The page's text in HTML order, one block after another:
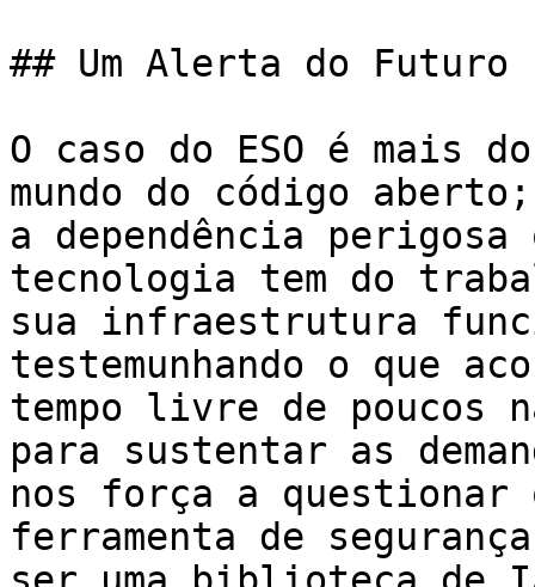
## Um Alerta do Futuro
O caso do ESO é mais
mundo do código
a dependência
tecnologia tem do
sua infraestrutura
testemunhando o que
tempo livre de poucos
para sustentar as
nos força a questionar
ferramenta de